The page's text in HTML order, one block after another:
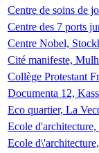
Centre de soins de
Centre des 7 ports
Centre Nobel,
Cité manifeste,
Collège Protestant
Documenta 12,
Eco quartier, La
Ecole d'architecture,
Ecole